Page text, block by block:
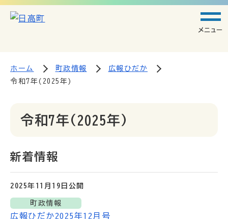
メニュー
ホーム 町政情報
広報ひだか
令和7年(2025年)
令和7年(2025年)
新着情報
2025年11月19日 公開
町政情報
広報ひだか2025年12月号